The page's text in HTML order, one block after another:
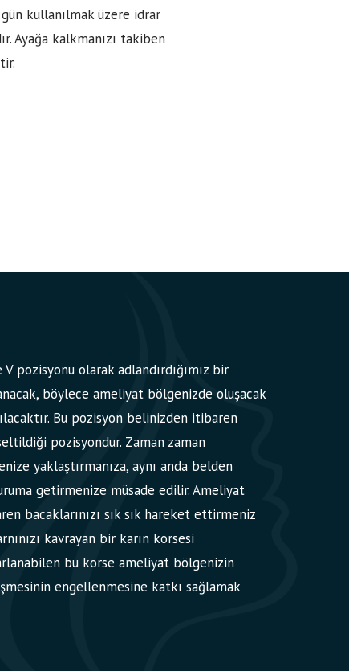
kullanılmak üzere idrar
Ayağa kalkmanızı takiben
pozisyonu olarak adlandırdığımız bir
böylece ameliyat bölgenizde oluşacak
Bu pozisyon belinizden itibaren
pozisyondur. Zaman zaman
yaklaştırmanıza, aynı anda belden
getirmenize müsade edilir. Ameliyat
bacaklarınızı sık sık hareket ettirmeniz
kavrayan bir karın korsesi
bu korse ameliyat bölgenizin
engellenmesine katkı sağlamak